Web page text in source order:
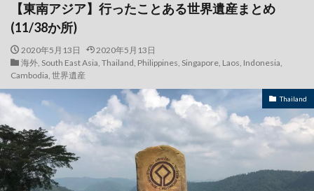
【東南アジア】行ったことある世界遺産まとめ
(11/38か所)
2020年5月13日
2020年5月13日
海外, South East Asia, Thailand, Philippines, Singapore, Laos, Indonesia,
Cambodia, 世界遺産
Thailand